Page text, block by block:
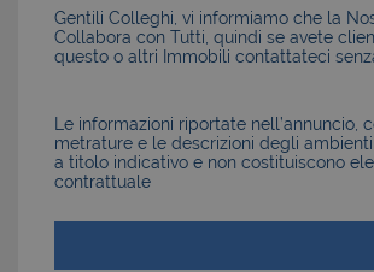
Gentili Colleghi, vi informiamo che la
Collabora con Tutti, quindi se avete
questo o altri Immobili contattateci
Le informazioni riportate nell’annuncio,
metrature e le descrizioni degli
a titolo indicativo e non costituiscono
contrattuale